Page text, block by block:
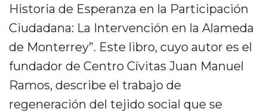
Historia de Esperanza en la Participación
Ciudadana: La Intervención en la Alameda
de Monterrey”. Este libro, cuyo autor es el
fundador de Centro Cívitas Juan Manuel
Ramos, describe el trabajo de
regeneración del tejido social que se